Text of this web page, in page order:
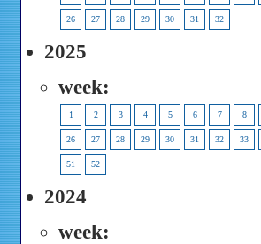
26 27 28 29 30 31 32
2025
week:
1 2 3 4 5 6 7 8
26 27 28 29 30 31 32 33
51 52
2024
week: